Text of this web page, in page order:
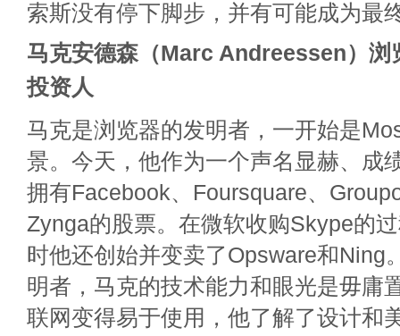
索斯没有停下脚步，并有可能成为最
马克安德森（Marc Andreessen）浏
投资人
马克是浏览器的发明者，一开始是
景。今天，他作为一个声名显赫、成
拥有Facebook、Foursquare、
Zynga的股票。在微软收购Skype的
时他还创始并变卖了Opsware和Ning
明者，马克的技术能力和眼光是毋庸
联网变得易于使用，他了解了设计和